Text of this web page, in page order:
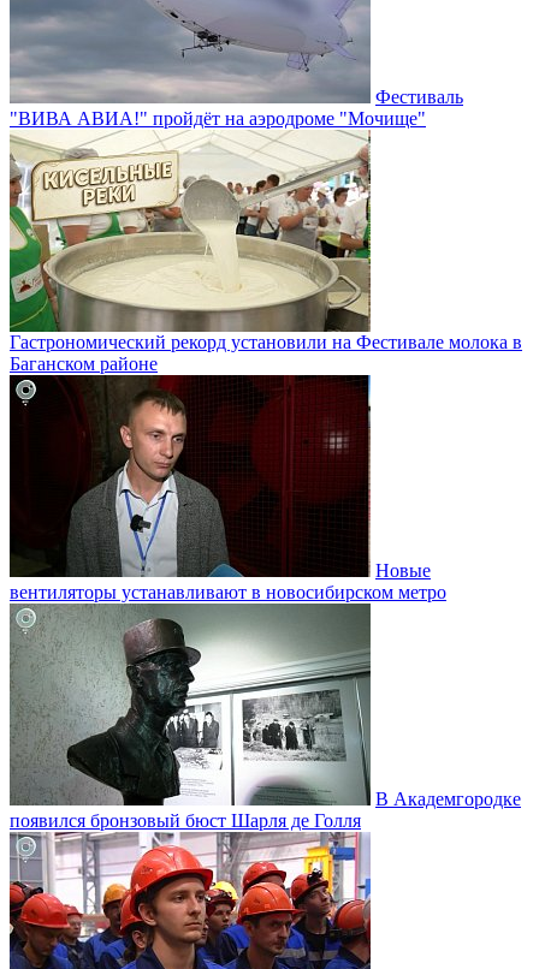
Фестиваль
"ВИВА АВИА!" пройдёт на аэродроме "Мочище"
Гастрономический рекорд установили на Фестивале молока в
Баганском районе
Новые
вентиляторы устанавливают в новосибирском метро
В Академгородке
появился бронзовый бюст Шарля де Голля